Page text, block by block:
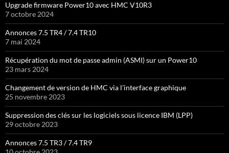
Upgrade firmware Power10 avec HMC V10R3
7 octobre 2024
Annonces 7.5 TR4 / 7.4 TR10
7 mai 2024
Récupération du mot de passe admin (ASMI) sur un Power10
23 mars 2024
Changement de version de HMC via l’interface graphique
25 novembre 2023
Suppression des clés sur les logiciels sous licence IBM (LPP)
29 octobre 2023
Annonces 7.5 TR3 / 7.4 TR9